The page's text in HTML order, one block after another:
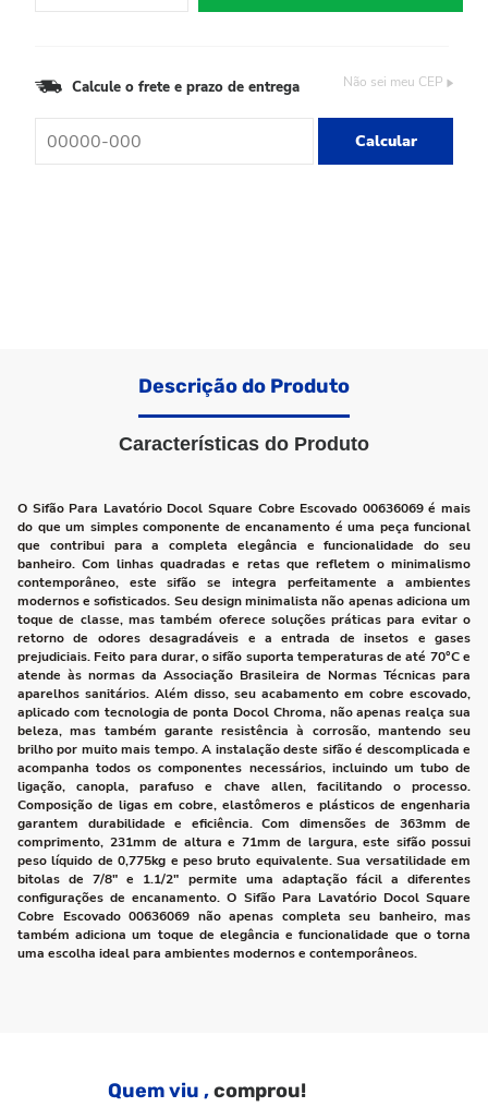
Calcule o frete e prazo de entrega Não sei meu CEP
Calcular
Descrição do Produto
Características do Produto
O Sifão Para Lavatório Docol Square Cobre Escovado 00636069 é mais
do que um simples componente de encanamento é uma peça funcional
que contribui para a completa elegância e funcionalidade do seu
banheiro. Com linhas quadradas e retas que refletem o minimalismo
contemporâneo, este sifão se integra perfeitamente a ambientes
modernos e sofisticados. Seu design minimalista não apenas adiciona um
toque de classe, mas também oferece soluções práticas para evitar o
retorno de odores desagradáveis e a entrada de insetos e gases
prejudiciais. Feito para durar, o sifão suporta temperaturas de até 70°C e
atende às normas da Associação Brasileira de Normas Técnicas para
aparelhos sanitários. Além disso, seu acabamento em cobre escovado,
aplicado com tecnologia de ponta Docol Chroma, não apenas realça sua
beleza, mas também garante resistência à corrosão, mantendo seu
brilho por muito mais tempo. A instalação deste sifão é descomplicada e
acompanha todos os componentes necessários, incluindo um tubo de
ligação, canopla, parafuso e chave allen, facilitando o processo.
Composição de ligas em cobre, elastômeros e plásticos de engenharia
garantem durabilidade e eficiência. Com dimensões de 363mm de
comprimento, 231mm de altura e 71mm de largura, este sifão possui
peso líquido de 0,775kg e peso bruto equivalente. Sua versatilidade em
bitolas de 7/8" e 1.1/2" permite uma adaptação fácil a diferentes
configurações de encanamento. O Sifão Para Lavatório Docol Square
Cobre Escovado 00636069 não apenas completa seu banheiro, mas
também adiciona um toque de elegância e funcionalidade que o torna
uma escolha ideal para ambientes modernos e contemporâneos.
Quem viu ,comprou!